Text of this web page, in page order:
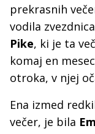
prekrasnih
vodila
Pike, ki je ta
komaj en
otroka, v njej
Ena izmed
večer, je bila